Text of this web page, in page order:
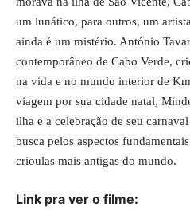
um lunático, para outros, um
ainda é um mistério. António
contemporâneo de Cabo Verde,
na vida e no mundo interior de
viagem por sua cidade natal,
ilha e a celebração de seu
busca pelos aspectos
crioulas mais antigas do mundo.
Link pra ver o filme: